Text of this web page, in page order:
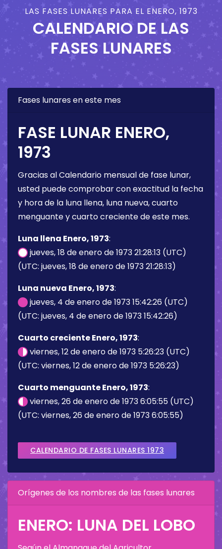
LAS FASES LUNARES PARA EL ENERO, 1973
CALENDARIO DE LAS
FASES LUNARES
Fases lunares en este mes
FASE LUNAR ENERO,
1973
Gracias al Calendario mensual de fase lunar,
usted puede comprobar con exactitud la fecha
y hora de la luna llena, luna nueva, cuarto
menguante y cuarto creciente de este mes.
Luna llena Enero, 1973:
jueves, 18 de enero de 1973 21:28:13 (UTC)
(UTC: jueves, 18 de enero de 1973 21:28:13)
Luna nueva Enero, 1973:
jueves, 4 de enero de 1973 15:42:26 (UTC)
(UTC: jueves, 4 de enero de 1973 15:42:26)
Cuarto creciente Enero, 1973:
viernes, 12 de enero de 1973 5:26:23 (UTC)
(UTC: viernes, 12 de enero de 1973 5:26:23)
Cuarto menguante Enero, 1973:
viernes, 26 de enero de 1973 6:05:55 (UTC)
(UTC: viernes, 26 de enero de 1973 6:05:55)
CALENDARIO DE FASES LUNARES 1973
Orígenes de los nombres de las fases lunares
ENERO: LUNA DEL LOBO